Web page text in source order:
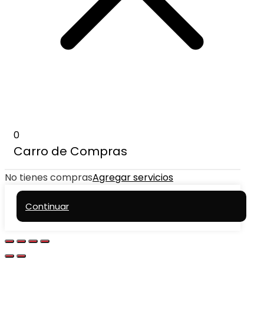
0
Carro de Compras
No tienes comprasAgregar servicios
Continuar